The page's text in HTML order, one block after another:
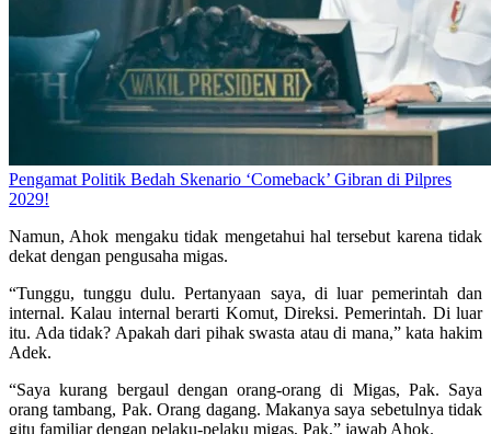
Pengamat Politik Bedah Skenario ‘Comeback’ Gibran di Pilpres
2029!
Namun, Ahok mengaku tidak mengetahui hal tersebut karena tidak
dekat dengan pengusaha migas.
“Tunggu, tunggu dulu. Pertanyaan saya, di luar pemerintah dan
internal. Kalau internal berarti Komut, Direksi. Pemerintah. Di luar
itu. Ada tidak? Apakah dari pihak swasta atau di mana,” kata hakim
Adek.
“Saya kurang bergaul dengan orang-orang di Migas, Pak. Saya
orang tambang, Pak. Orang dagang. Makanya saya sebetulnya tidak
gitu familiar dengan pelaku-pelaku migas, Pak,” jawab Ahok.